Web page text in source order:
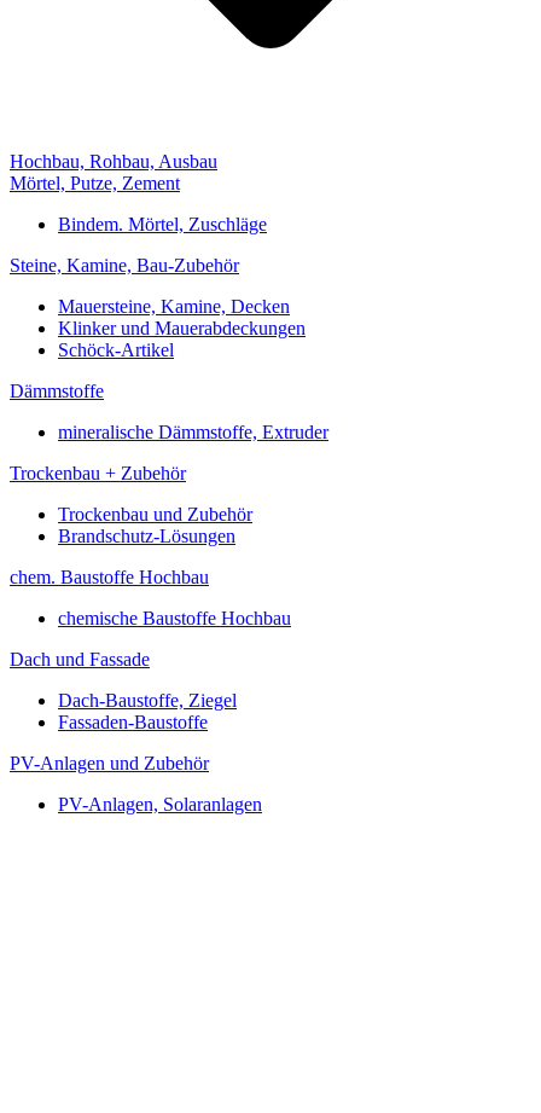
Hochbau, Rohbau, Ausbau
Mörtel, Putze, Zement
Bindem. Mörtel, Zuschläge
Steine, Kamine, Bau-Zubehör
Mauersteine, Kamine, Decken
Klinker und Mauerabdeckungen
Schöck-Artikel
Dämmstoffe
mineralische Dämmstoffe, Extruder
Trockenbau + Zubehör
Trockenbau und Zubehör
Brandschutz-Lösungen
chem. Baustoffe Hochbau
chemische Baustoffe Hochbau
Dach und Fassade
Dach-Baustoffe, Ziegel
Fassaden-Baustoffe
PV-Anlagen und Zubehör
PV-Anlagen, Solaranlagen